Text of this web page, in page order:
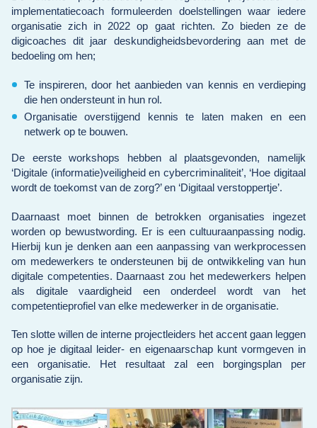
implementatiecoach formuleerden doelstellingen waar iedere
organisatie zich in 2022 op gaat richten. Zo bieden ze de
digicoaches dit jaar deskundigheidsbevordering aan met de
bedoeling om hen;
Te inspireren, door het aanbieden van kennis en verdieping
die hen ondersteunt in hun rol.
Organisatie overstijgend kennis te laten maken en een
netwerk op te bouwen.
De eerste workshops hebben al plaatsgevonden, namelijk
‘Digitale (informatie)veiligheid en cybercriminaliteit’, ‘Hoe digitaal
wordt de toekomst van de zorg?’ en ‘Digitaal verstoppertje’.
Daarnaast moet binnen de betrokken organisaties ingezet
worden op bewustwording. Er is een cultuuraanpassing nodig.
Hierbij kun je denken aan een aanpassing van werkprocessen
om medewerkers te ondersteunen bij de ontwikkeling van hun
digitale competenties. Daarnaast zou het medewerkers helpen
als digitale vaardigheid een onderdeel wordt van het
competentieprofiel van elke medewerker in de organisatie.
Ten slotte willen de interne projectleiders het accent gaan leggen
op hoe je digitaal leider- en eigenaarschap kunt vormgeven in
een organisatie. Het resultaat zal een borgingsplan per
organisatie zijn.